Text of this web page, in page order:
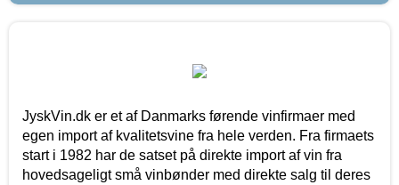
JyskVin.dk er et af Danmarks førende vinfirmaer med
egen import af kvalitetsvine fra hele verden. Fra firmaets
start i 1982 har de satset på direkte import af vin fra
hovedsageligt små vinbønder med direkte salg til deres